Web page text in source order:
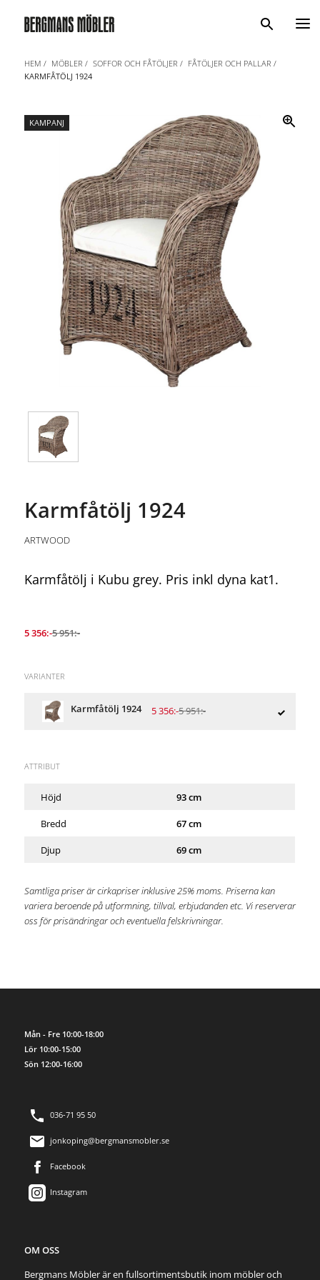
Sök
HEM MÖBLER SOFFOR OCH FÅTÖLJER
FÅTÖLJER OCH PALLAR
KARMFÅTÖLJ 1924
KAMPANJ
Karmfåtölj 1924
ARTWOOD
Karmfåtölj i Kubu grey. Pris inkl dyna kat1.
5 356:-5 951:-
VARIANTER
Karmfåtölj 1924 5 356:-5 951:-
ATTRIBUT
Höjd 93 cm
Bredd 67 cm
Djup 69 cm
Samtliga priser är cirkapriser inklusive 25% moms. Priserna kan
variera beroende på utformning, tillval, erbjudanden etc. Vi reserverar
oss för prisändringar och eventuella felskrivningar.
Mån - Fre 10:00-18:00
Lör 10:00-15:00
Sön 12:00-16:00
036-71 95 50
jonkoping@bergmansmobler.se
Facebook
Instagram
OM OSS
Bergmans Möbler är en fullsortimentsbutik inom möbler och